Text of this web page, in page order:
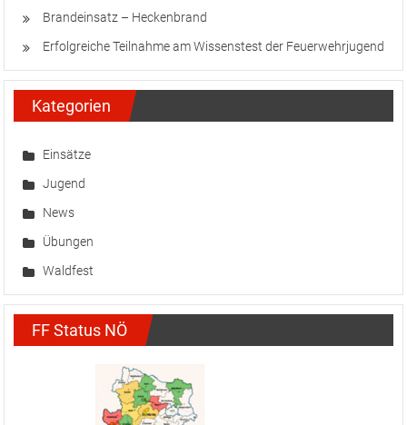
Brandeinsatz – Heckenbrand
Erfolgreiche Teilnahme am Wissenstest der Feuerwehrjugend
Kategorien
Einsätze
Jugend
News
Übungen
Waldfest
FF Status NÖ